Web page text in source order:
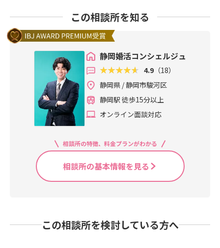
この相談所を知る
静岡婚活コンシェルジュ
4.9 （18）
静岡県 / 静岡市駿河区
静岡駅 徒歩15分以上
オンライン面談対応
相談所の特徴、料金プランがわかる
相談所の基本情報を見る
この相談所を検討している方へ